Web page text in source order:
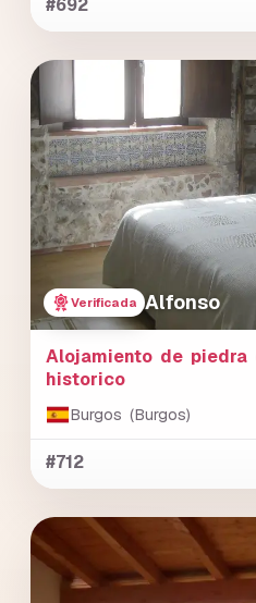
#692
Verificada Alfonso
Alojamiento de piedra
historico
Burgos (Burgos)
#712